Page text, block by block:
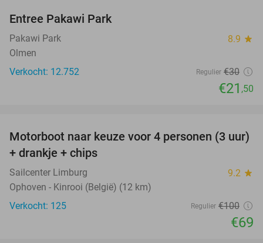
Entree Pakawi Park
Pakawi Park 8.9 star
Olmen
Verkocht: 12.752
Regulier €30
€21 ,50
31%
Motorboot naar keuze voor 4 personen (3 uur)
+ drankje + chips
Sailcenter Limburg 9.2 star
Ophoven - Kinrooi (België) (12 km)
Verkocht: 125
Regulier €100
€69